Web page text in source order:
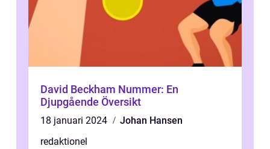
David Beckham Nummer: En
Djupgående Översikt
18 januari 2024
Johan Hansen
redaktionel